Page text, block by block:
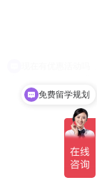
免费留学规划